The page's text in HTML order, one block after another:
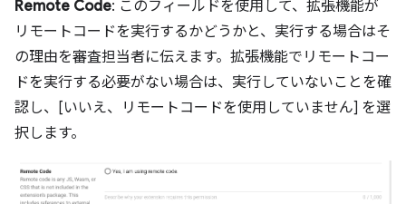
Remote Code: このフィールドを使用して、拡張機能が
リモートコードを実行するかどうかと、実行する場合はそ
の理由を審査担当者に伝えます。拡張機能でリモートコー
ドを実行する必要がない場合は、実行していないことを確
認し、[いいえ、リモートコードを使用していません] を選
択します。